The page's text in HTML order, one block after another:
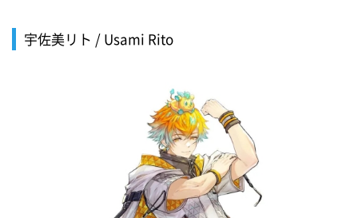
宇佐美リト / Usami Rito